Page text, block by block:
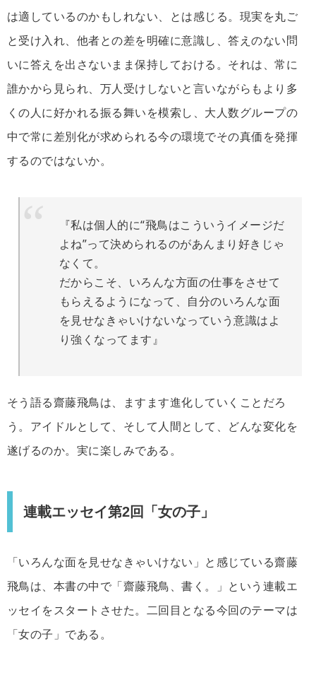
は適しているのかもしれない、とは感じる。現実を丸ご
と受け入れ、他者との差を明確に意識し、答えのない問
いに答えを出さないまま保持しておける。それは、常に
誰かから見られ、万人受けしないと言いながらもより多
くの人に好かれる振る舞いを模索し、大人数グループの
中で常に差別化が求められる今の環境でその真価を発揮
するのではないか。
『私は個人的に“飛鳥はこういうイメージだ
よね”って決められるのがあんまり好きじゃ
なくて。
だからこそ、いろんな方面の仕事をさせて
もらえるようになって、自分のいろんな面
を見せなきゃいけないなっていう意識はよ
り強くなってます』
そう語る齋藤飛鳥は、ますます進化していくことだろ
う。アイドルとして、そして人間として、どんな変化を
遂げるのか。実に楽しみである。
連載エッセイ第2回「女の子」
「いろんな面を見せなきゃいけない」と感じている齋藤
飛鳥は、本書の中で「齋藤飛鳥、書く。」という連載エ
ッセイをスタートさせた。二回目となる今回のテーマは
「女の子」である。